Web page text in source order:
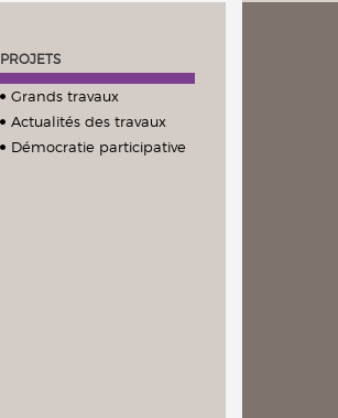
PROJETS
Grands travaux
Actualités des travaux
Démocratie participative